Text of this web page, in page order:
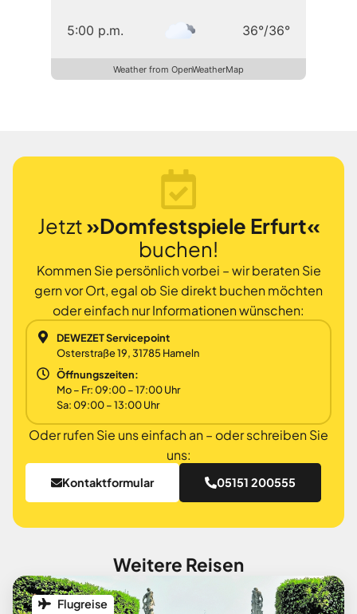
5:00 p.m. 36°/36°
Weather from OpenWeatherMap
Jetzt»Domfestspiele Erfurt«
buchen!
Kommen Sie persönlich vorbei – wir beraten Sie
gern vor Ort, egal ob Sie direkt buchen möchten
oder einfach nur Informationen wünschen:
DEWEZET Servicepoint
Osterstraße 19, 31785 Hameln
Öffnungszeiten:
Mo – Fr: 09:00 – 17:00 Uhr
Sa: 09:00 – 13:00 Uhr
Oder rufen Sie uns einfach an – oder schreiben Sie
uns:
Kontaktformular 05151 200555
Weitere Reisen
Flugreise